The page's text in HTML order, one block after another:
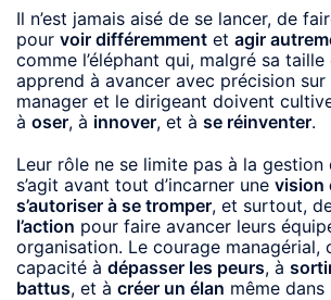
Il n’est jamais aisé de se lancer, de
pour voir différemment et agir
comme l’éléphant qui, malgré sa
apprend à avancer avec précision sur
manager et le dirigeant doivent
à oser, à innover, et à se réinventer.
Leur rôle ne se limite pas à la gestion
s’agit avant tout d’incarner une vision
s’autoriser à se tromper, et surtout,
l’action pour faire avancer leurs
organisation. Le courage managérial,
capacité à dépasser les peurs, à
battus, et à créer un élan même dans